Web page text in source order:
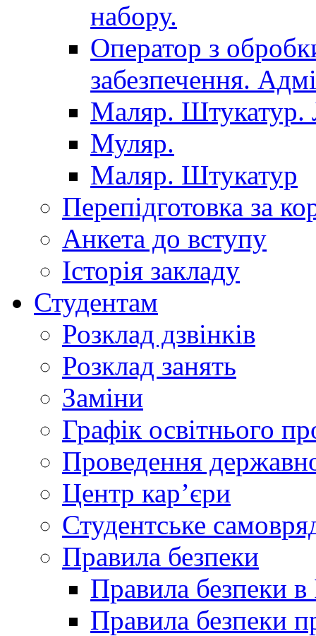
набору.
Оператор з
забезпечення.
Маляр. Штукатур.
Муляр.
Маляр. Штукатур
Перепідготовка за
Анкета до вступу
Історія закладу
Студентам
Розклад дзвінків
Розклад занять
Заміни
Графік освітнього
Проведення
Центр кар’єри
Студентське
Правила безпеки
Правила безпеки в
Правила безпеки